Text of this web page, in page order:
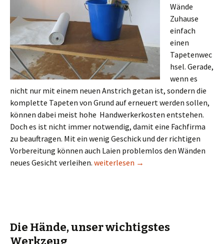
Wände
Zuhause
einfach
einen
Tapetenwec
hsel. Gerade,
wenn es
nicht nur mit einem neuen Anstrich getan ist, sondern die
komplette Tapeten von Grund auf erneuert werden sollen,
können dabei meist hohe Handwerkerkosten entstehen.
Doch es ist nicht immer notwendig, damit eine Fachfirma
zu beauftragen. Mit ein wenig Geschick und der richtigen
Vorbereitung können auch Laien problemlos den Wänden
neues Gesicht verleihen. Wand tapezieren – richtig tapezieren
weiterlesen →
Die Hände, unser wichtigstes
Werkzeug